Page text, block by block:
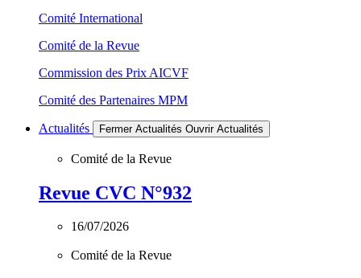
Comité International
Comité de la Revue
Commission des Prix AICVF
Comité des Partenaires MPM
Actualités Fermer Actualités Ouvrir Actualités
Comité de la Revue
Revue CVC N°932
16/07/2026
Comité de la Revue